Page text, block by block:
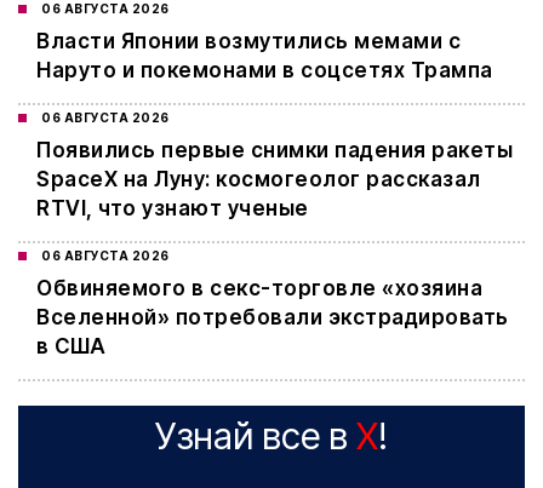
06 АВГУСТА 2026
Власти Японии возмутились мемами с
Наруто и покемонами в соцсетях Трампа
06 АВГУСТА 2026
Появились первые снимки падения ракеты
SpaceX на Луну: космогеолог рассказал
RTVI, что узнают ученые
06 АВГУСТА 2026
Обвиняемого в секс-торговле «хозяина
Вселенной» потребовали экстрадировать
в США
Узнай все в X!